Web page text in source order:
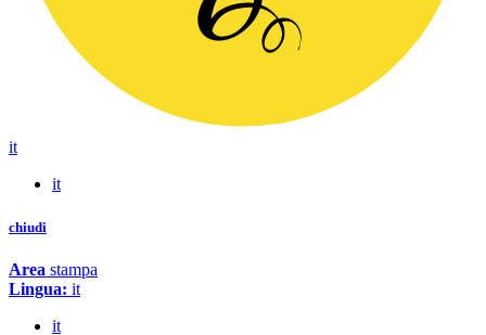
it
it
chiudi
Area stampa
Lingua: it
it